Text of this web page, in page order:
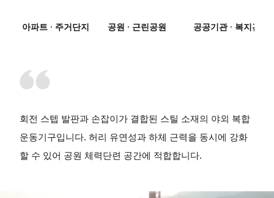
아파트 · 주거단지 공원 · 근린공원 공공기관 · 복지관
회전 스텝 발판과 손잡이가 결합된 스틸 소재의 야외 복합
운동기구입니다. 허리 유연성과 하체 근력을 동시에 강화
할 수 있어 공원 체력단련 공간에 적합합니다.